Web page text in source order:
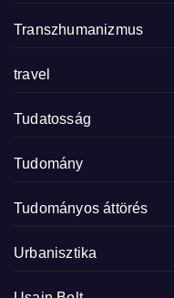
Transzhumanizmus
travel
Tudatosság
Tudomány
Tudományos áttörés
Urbanisztika